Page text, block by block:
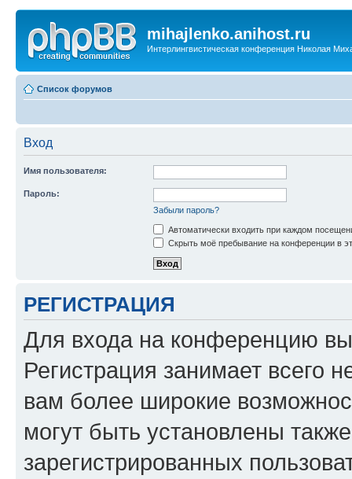
mihajlenko.anihost.ru
Интерлингвистическая конференция Николая
Список форумов
Вход
Имя пользователя:
Пароль:
Забыли пароль?
Автоматически входить при каждом
Скрыть моё пребывание на конференции в
РЕГИСТРАЦИЯ
Для входа на конференцию
Регистрация занимает всего
вам более широкие
могут быть установлены
зарегистрированных